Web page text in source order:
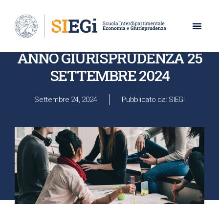
UNIVERSITÀ DEGLI STUDI DI NAPOLI PARTHENOPE
VARIAZIONE ORARIO III
ANNO GIURISPRUDENZA 25
SETTEMBRE 2024
Settembre 24, 2024 Pubblicato da: SIEGi